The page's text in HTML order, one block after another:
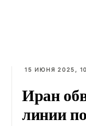
15 ИЮНЯ 2025,
Иран
линии